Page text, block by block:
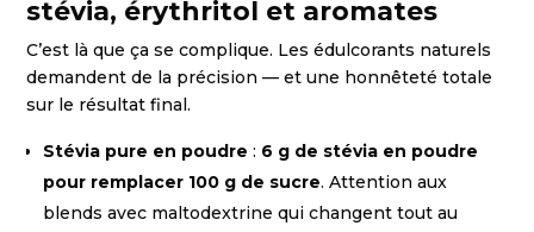
stévia, érythritol et aromates
C’est là que ça se complique. Les édulcorants naturels
demandent de la précision — et une honnêteté totale
sur le résultat final.
Stévia pure en poudre : 6 g de stévia en poudre
pour remplacer 100 g de sucre. Attention aux
blends avec maltodextrine qui changent tout au